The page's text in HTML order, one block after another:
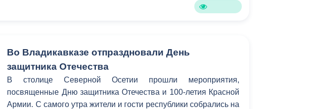
Во Владикавказе отпраздновали День
защитника Отечества
В столице Северной Осетии прошли мероприятия,
посвященные Дню защитника Отечества и 100-летия Красной
Армии. С самого утра жители и гости республики собрались на